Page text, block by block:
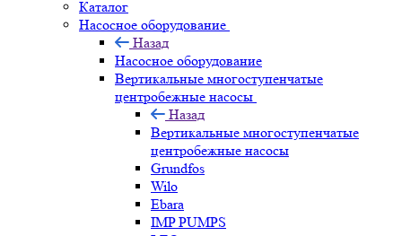
Каталог
Насосное оборудование
Назад
Насосное оборудование
Вертикальные многоступенчатые
центробежные насосы
Назад
Вертикальные многоступенчатые
центробежные насосы
Grundfos
Wilo
Ebara
IMP PUMPS